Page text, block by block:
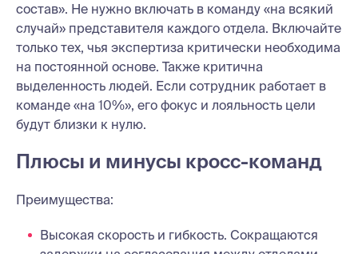
состав». Не нужно включать в команду «на всякий
случай» представителя каждого отдела. Включайте
только тех, чья экспертиза критически необходима
на постоянной основе. Также критична
выделенность людей. Если сотрудник работает в
команде «на 10%», его фокус и лояльность цели
будут близки к нулю.
Плюсы и минусы кросс-команд
Преимущества:
Высокая скорость и гибкость. Сокращаются